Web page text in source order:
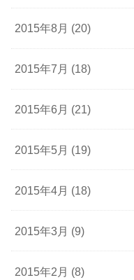
2015年8月 (20)
2015年7月 (18)
2015年6月 (21)
2015年5月 (19)
2015年4月 (18)
2015年3月 (9)
2015年2月 (8)